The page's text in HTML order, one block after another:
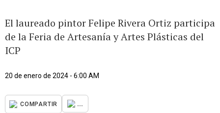
El laureado pintor Felipe Rivera Ortiz participa
de la Feria de Artesanía y Artes Plásticas del
ICP
20 de enero de 2024 - 6:00 AM
COMPARTIR ...